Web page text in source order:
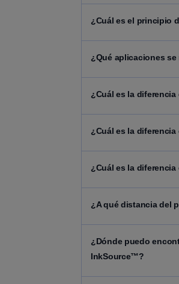
¿Cuál es el principio
¿Qué aplicaciones
¿Cuál es la
¿Cuál es la
¿Cuál es la
¿A qué distancia del
¿Dónde puedo
InkSource™?